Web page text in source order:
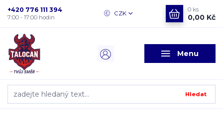
Menu
CZK
Hledat
+420 776 111 394
7:00 - 17:00 hodin
0 ks
0,00 Kč